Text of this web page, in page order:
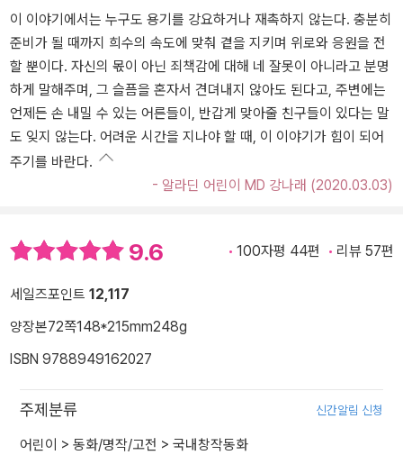
이 이야기에서는 누구도 용기를 강요하거나 재촉하지 않는다. 충분히
준비가 될 때까지 희수의 속도에 맞춰 곁을 지키며 위로와 응원을 전
할 뿐이다. 자신의 몫이 아닌 죄책감에 대해 네 잘못이 아니라고 분명
하게 말해주며, 그 슬픔을 혼자서 견뎌내지 않아도 된다고, 주변에는
언제든 손 내밀 수 있는 어른들이, 반갑게 맞아줄 친구들이 있다는 말
도 잊지 않는다. 어려운 시간을 지나야 할 때, 이 이야기가 힘이 되어
주기를 바란다.
- 알라딘 어린이 MD 강나래 (2020.03.03)
9.6 100자평 44편 리뷰 57편
세일즈포인트 12,117
양장본72쪽148*215mm248g
ISBN 9788949162027
주제분류 신간알림 신청
어린이 > 동화/명작/고전 > 국내창작동화